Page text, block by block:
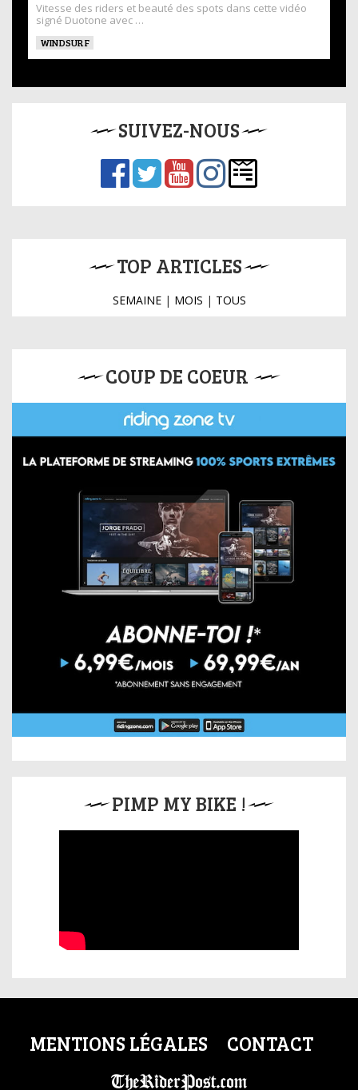
Vitesse des riders et beauté des spots dans cette vidéo
signé Duotone avec …
WINDSURF
SUIVEZ-NOUS
TOP ARTICLES
SEMAINE| MOIS | TOUS
COUP DE COEUR
PIMP MY BIKE !
MENTIONS LÉGALES CONTACT